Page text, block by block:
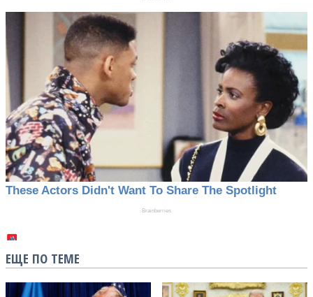
ЕЩЕ ПО ТЕМЕ